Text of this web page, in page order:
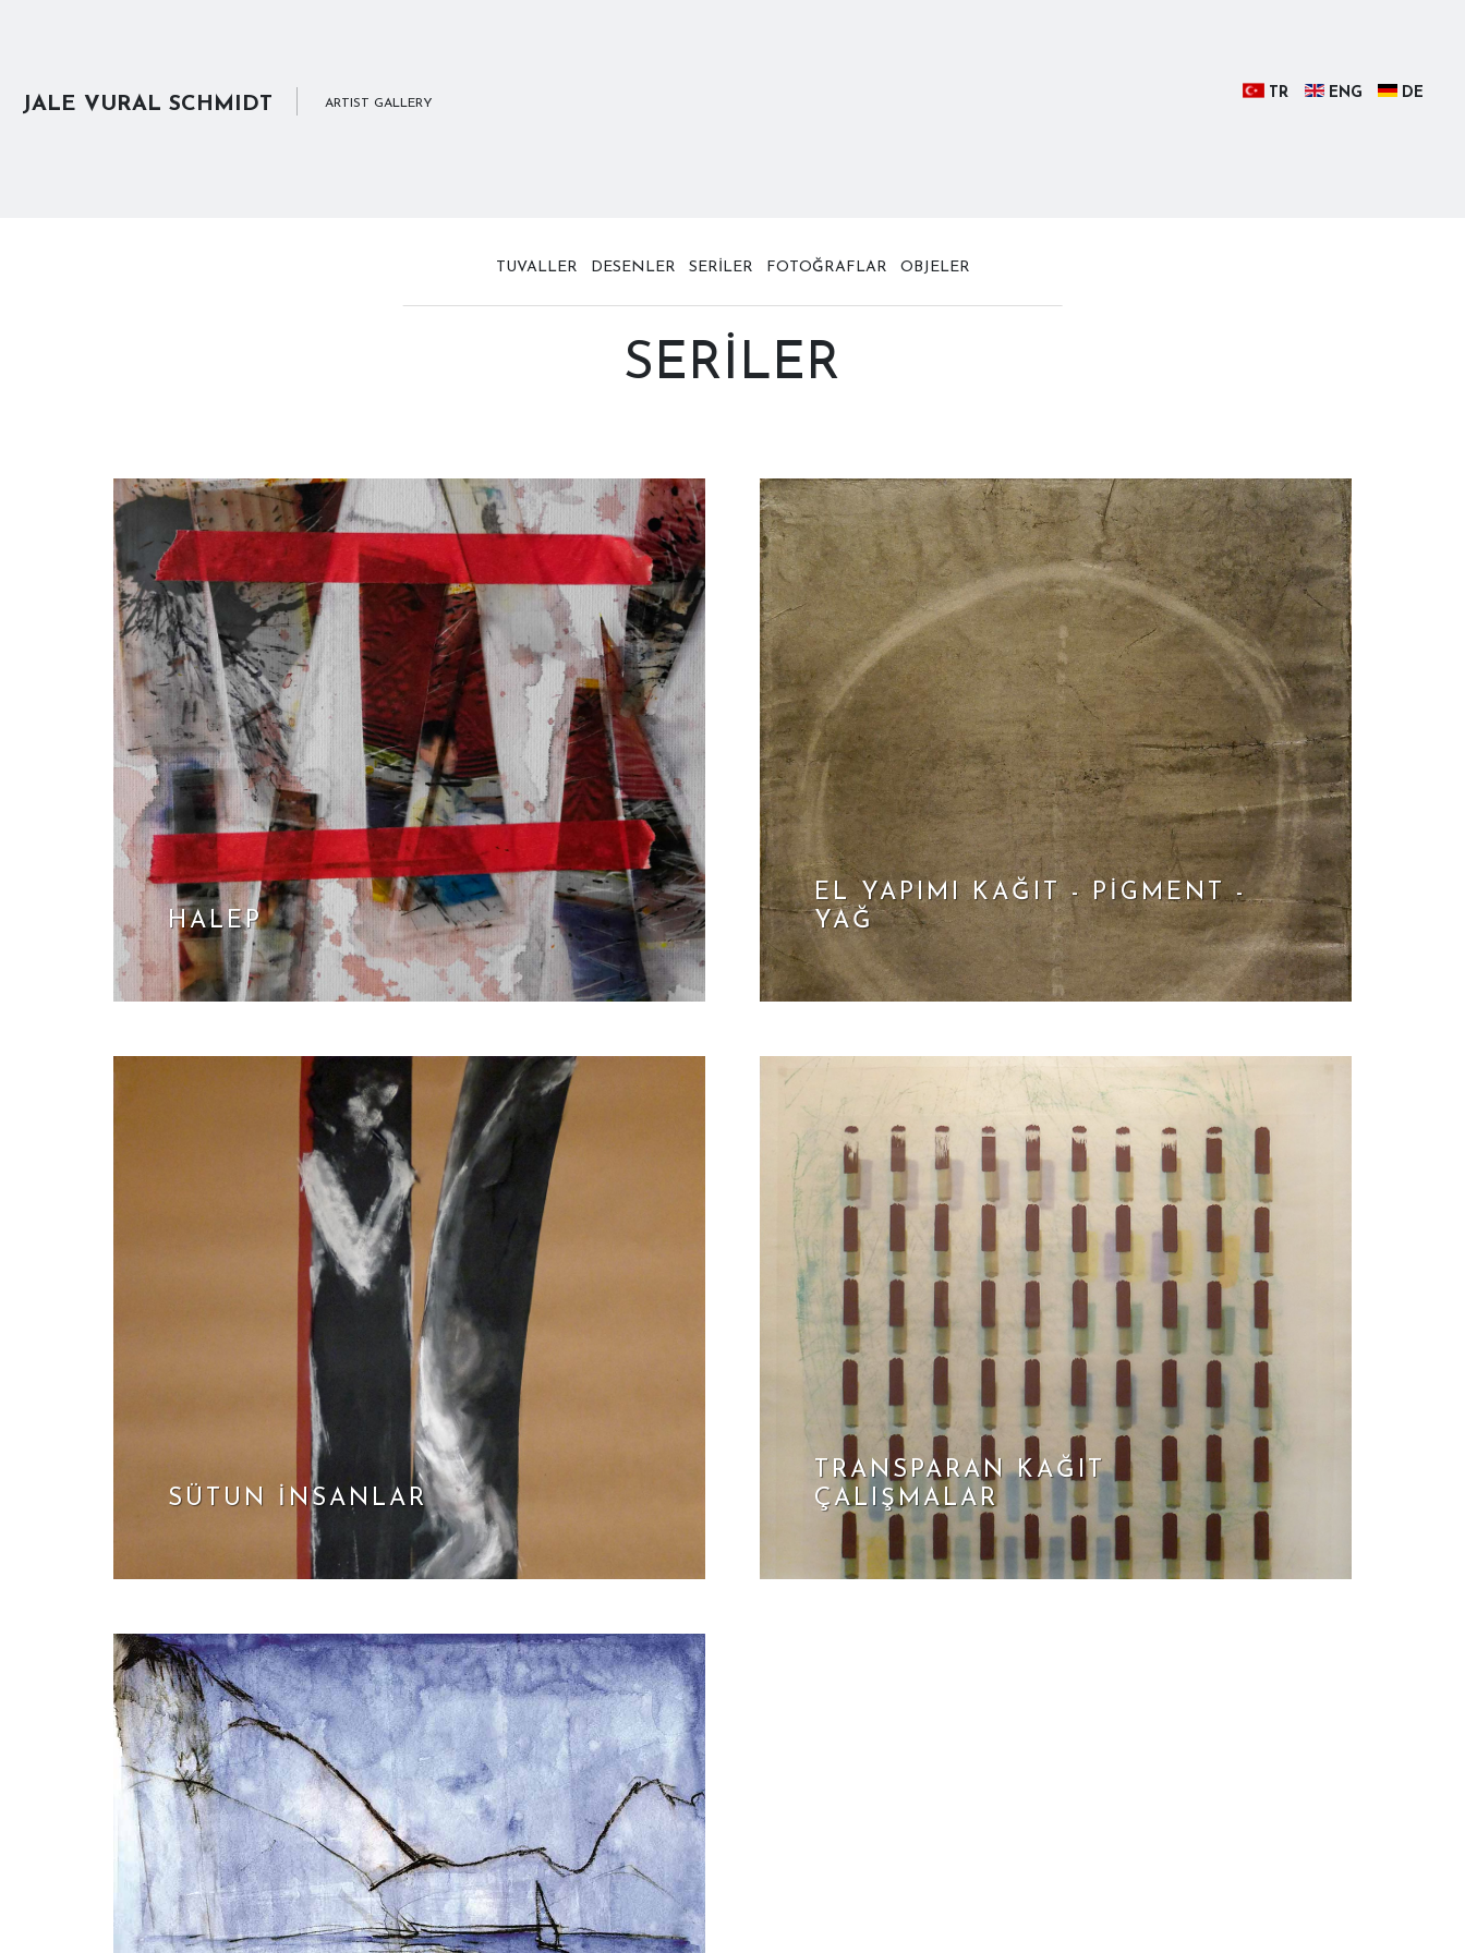
JALE VURAL SCHMIDT ARTIST GALLERY
TR ENG DE
TUVALLER DESENLER SERİLER FOTOĞRAFLAR OBJELER
SERILER
HALEP
EL YAPIMI KAĞIT - PIGMENT -
YAĞ
SÜTUN İNSANLAR
TRANSPARAN KAĞIT
ÇALIŞMALAR